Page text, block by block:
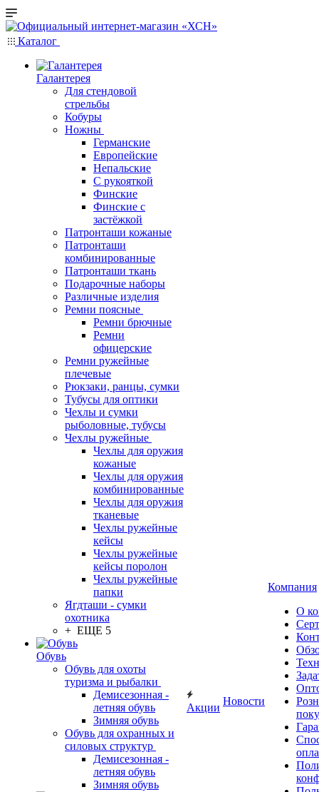
Каталог
Галантерея
Для стендовой
стрельбы
Кобуры
Ножны
Германские
Европейские
Непальские
С рукояткой
Финские
Финские с
застёжкой
Патронташи кожаные
Патронташи
комбинированные
Патронташи ткань
Подарочные наборы
Различные изделия
Ремни поясные
Ремни брючные
Ремни
офицерские
Ремни ружейные
плечевые
Рюкзаки, ранцы, сумки
Тубусы для оптики
Чехлы и сумки
рыболовные, тубусы
Чехлы ружейные
Чехлы для оружия
кожаные
Чехлы для оружия
комбинированные
Чехлы для оружия
тканевые
Чехлы ружейные
кейсы
Чехлы ружейные
кейсы поролон
Чехлы ружейные
папки
Ягдташи - сумки
охотника
+ ЕЩЕ 5
Обувь
Обувь для охоты
туризма и рыбалки
Демисезонная -
летняя обувь
Зимняя обувь
Обувь для охранных и
силовых структур
Демисезонная -
летняя обувь
Зимняя обувь
Акции
Новости
Компания
О